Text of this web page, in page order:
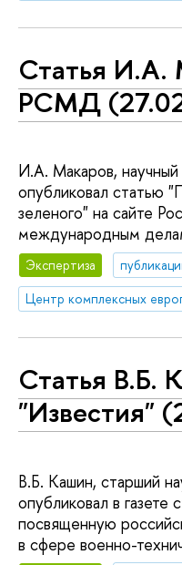
Статья И.А.
РСМД
И.А. Макаров,
опубликовал статью
зеленого" на сайте
международным
Экспертиза
Статья В.Б.
"Известия"
В.Б. Кашин, старший
опубликовал в газете
посвященную
в сфере военно-